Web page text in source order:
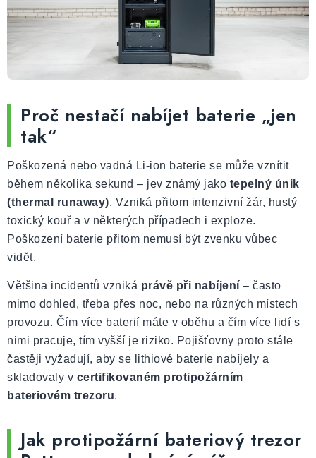
Proč nestačí nabíjet baterie „jen
tak“
Poškozená nebo vadná Li-ion baterie se může vznítit
během několika sekund – jev známý jako tepelný únik
(thermal runaway). Vzniká přitom intenzivní žár, hustý
toxický kouř a v některých případech i exploze.
Poškození baterie přitom nemusí být zvenku vůbec
vidět.
Většina incidentů vzniká právě při nabíjení – často
mimo dohled, třeba přes noc, nebo na různých místech
provozu. Čím více baterií máte v oběhu a čím více lidí s
nimi pracuje, tím vyšší je riziko. Pojišťovny proto stále
častěji vyžadují, aby se lithiové baterie nabíjely a
skladovaly v certifikovaném protipožárním
bateriovém trezoru.
Jak protipožární bateriový trezor